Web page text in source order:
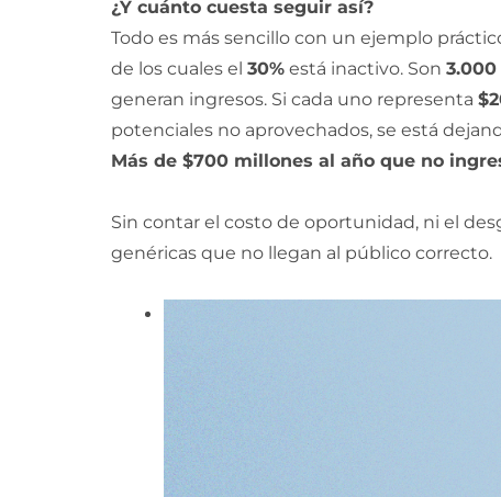
¿Y cuánto cuesta seguir así?
Todo es más sencillo con un ejemplo
de los cuales el 30%está inactivo. Son 3.000
generan ingresos. Si cada uno representa
potenciales no aprovechados, se está
Más de $700 millones al año que no
Sin contar el costo de oportunidad, ni el
genéricas que no llegan al público correcto.